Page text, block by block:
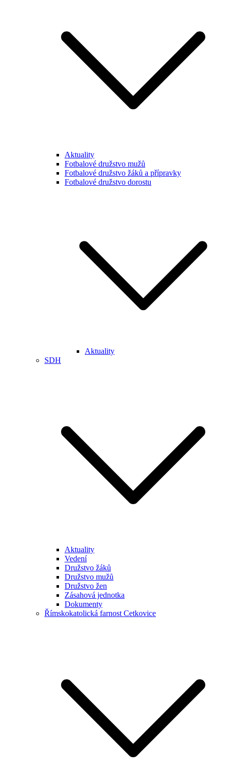
Aktuality
Fotbalové družstvo mužů
Fotbalové družstvo žáků a přípravky
Fotbalové družstvo dorostu
Aktuality
SDH
Aktuality
Vedení
Družstvo žáků
Družstvo mužů
Družstvo žen
Zásahová jednotka
Dokumenty
Římskokatolická farnost Cetkovice